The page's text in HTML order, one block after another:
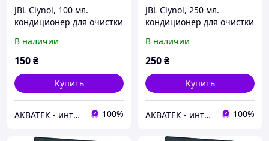
JBL Clynol, 100 мл.
кондиционер для очистки
В наличии
150₴
Купить
АКВАТЕК - интернет-магазин зоотоваров 100%
JBL Clynol, 250 мл.
кондиционер для очистки
В наличии
250₴
Купить
АКВАТЕК - интернет-магазин зоотоваров 100%